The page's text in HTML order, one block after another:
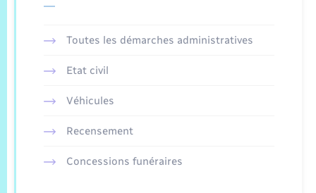
Toutes les démarches administratives
Etat civil
Véhicules
Recensement
Concessions funéraires